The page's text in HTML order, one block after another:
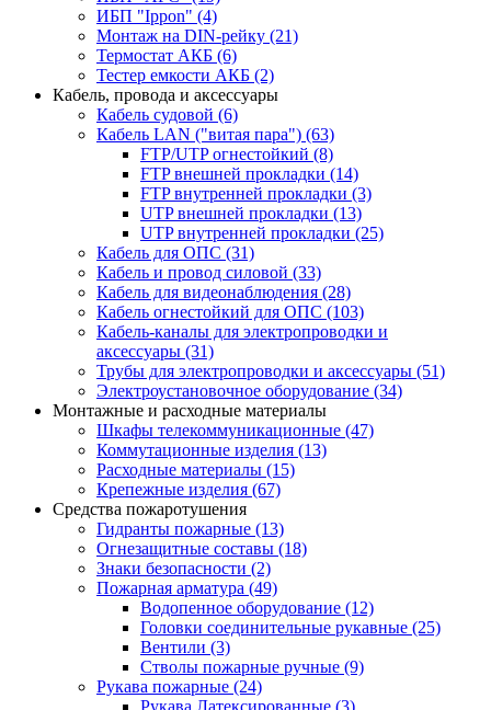
ИБП "Ippon" (4)
Монтаж на DIN-рейку (21)
Термостат АКБ (6)
Тестер емкости АКБ (2)
Кабель, провода и аксессуары
Кабель судовой (6)
Кабель LAN ("витая пара") (63)
FTP/UTP огнестойкий (8)
FTP внешней прокладки (14)
FTP внутренней прокладки (3)
UTP внешней прокладки (13)
UTP внутренней прокладки (25)
Кабель для ОПС (31)
Кабель и провод силовой (33)
Кабель для видеонаблюдения (28)
Кабель огнестойкий для ОПС (103)
Кабель-каналы для электропроводки и
аксессуары (31)
Трубы для электропроводки и аксессуары (51)
Электроустановочное оборудование (34)
Монтажные и расходные материалы
Шкафы телекоммуникационные (47)
Коммутационные изделия (13)
Расходные материалы (15)
Крепежные изделия (67)
Средства пожаротушения
Гидранты пожарные (13)
Огнезащитные составы (18)
Знаки безопасности (2)
Пожарная арматура (49)
Водопенное оборудование (12)
Головки соединительные рукавные (25)
Вентили (3)
Стволы пожарные ручные (9)
Рукава пожарные (24)
Рукава Латексированные (3)